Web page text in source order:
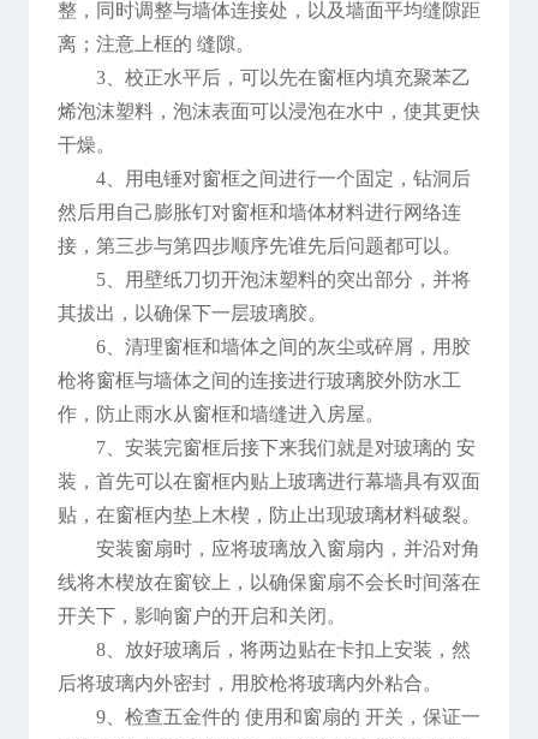
整，同时调整与墙体连接处，以及墙面平均缝隙距
离；注意上框的 缝隙。
3、校正水平后，可以先在窗框内填充聚苯乙
烯泡沫塑料，泡沫表面可以浸泡在水中，使其更快
干燥。
4、用电锤对窗框之间进行一个固定，钻洞后
然后用自己膨胀钉对窗框和墙体材料进行网络连
接，第三步与第四步顺序先谁先后问题都可以。
5、用壁纸刀切开泡沫塑料的突出部分，并将
其拔出，以确保下一层玻璃胶。
6、清理窗框和墙体之间的灰尘或碎屑，用胶
枪将窗框与墙体之间的连接进行玻璃胶外防水工
作，防止雨水从窗框和墙缝进入房屋。
7、安装完窗框后接下来我们就是对玻璃的 安
装，首先可以在窗框内贴上玻璃进行幕墙具有双面
贴，在窗框内垫上木楔，防止出现玻璃材料破裂。
安装窗扇时，应将玻璃放入窗扇内，并沿对角
线将木楔放在窗铰上，以确保窗扇不会长时间落在
开关下，影响窗户的开启和关闭。
8、放好玻璃后，将两边贴在卡扣上安装，然
后将玻璃内外密封，用胶枪将玻璃内外粘合。
9、检查五金件的 使用和窗扇的 开关，保证一